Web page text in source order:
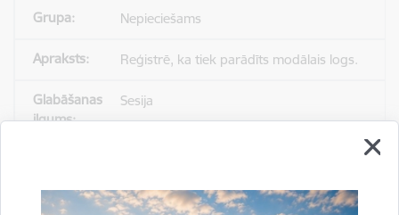
Nepieciešams
Reģistrē, ka tiek parādīts modālais logs.
Sesija
Statistikas sīkdatnes (nepieciešamas, lai